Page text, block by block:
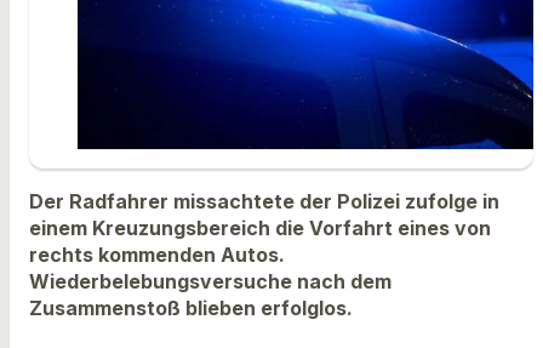
Der Radfahrer missachtete der Polizei zufolge in
einem Kreuzungsbereich die Vorfahrt eines von
rechts kommenden Autos.
Wiederbelebungsversuche nach dem
Zusammenstoß blieben erfolglos.